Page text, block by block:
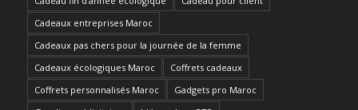
Cadeaux entreprises Maroc
Cadeaux pas chers pour la journée de la femme
Cadeaux écologiques Maroc
Coffrets cadeaux
Coffrets personnalisés Maroc
Gadgets pro Maroc